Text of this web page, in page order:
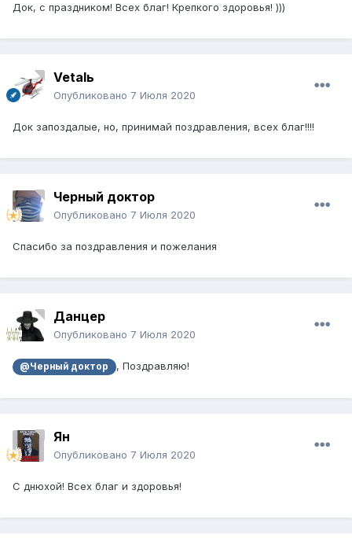
Док, с праздником! Всех благ! Крепкого здоровья! )))
Vetalь
Опубликовано 7 Июля 2020
Док запоздалые, но, принимай поздравления, всех благ!!!!
Черный доктор
Опубликовано 7 Июля 2020
Спасибо за поздравления и пожелания
Данцер
Опубликовано 7 Июля 2020
@Черный доктор , Поздравляю!
Ян
Опубликовано 7 Июля 2020
С днюхой! Всех благ и здоровья!